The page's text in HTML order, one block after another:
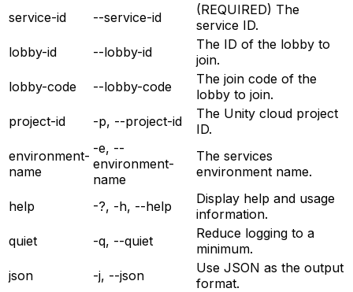
service-id --service-id
(REQUIRED) The
service ID.
lobby-id
--lobby-id
The ID of the lobby to
join.
lobby-code
--lobby-code
The join code of the
lobby to join.
project-id
-p, --project-id
The Unity cloud project
ID.
environment-
name
-e, --
environment-
name
The services
environment name.
help -?, -h, --help
Display help and usage
information.
quiet
-q, --quiet
Reduce logging to a
minimum.
json
-j, --json
Use JSON as the output
format.